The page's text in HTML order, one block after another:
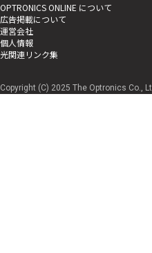
OPTRONICS ONLINE について
広告掲載について
運営会社
個人情報
光関連リンク集
Copyright (C) 2025 The Optronics Co.,